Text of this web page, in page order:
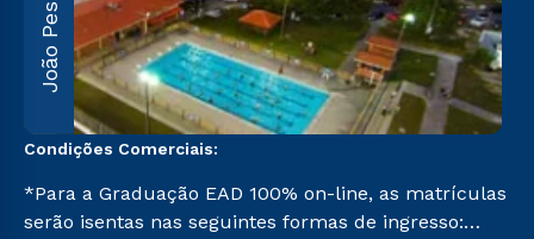
João Pessoa
Condições Comerciais:
*Para a Graduação EAD 100% on-line, as matrículas
serão isentas nas seguintes formas de ingresso: